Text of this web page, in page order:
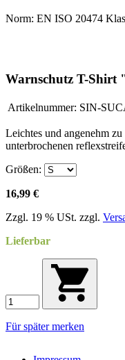
Norm: EN ISO 20474
Warnschutz T-Shirt
Artikelnummer: SIN-
Leichtes und angenehm
unterbrochenen
Größen:
16,99 €
Zzgl. 19 % USt. zzgl.
Lieferbar
Für später merken